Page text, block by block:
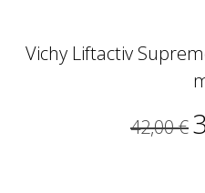
Vichy Liftactiv
42,00 €